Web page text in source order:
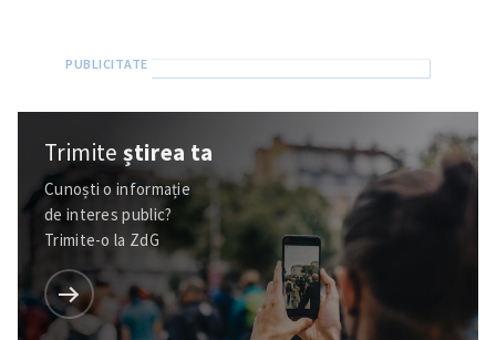
Trimiteștirea ta
Cunoști o informație
de interes public?
Trimite-o la ZdG